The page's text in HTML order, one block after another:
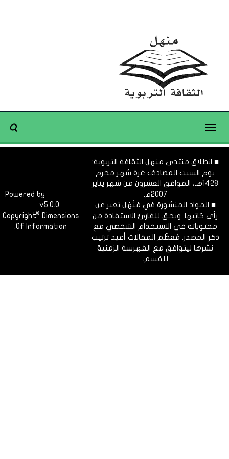
Toggle
■ انطلاق منتدى منهل الثقافة التربوية:
يوم السبت المصادف غرة شهر محرم
1428هـ، الموافق العشرون من شهر يناير
2007م.
■ المواد المنشورة في مَنْهَل تعبر عن
رأي كاتبها. ويحق للقارئ الاستفادة من
محتوياته في الاستخدام الشخصي مع
ذكر المصدر. مُعظَم المقالات أعيد ترتيب
نشرها ليتوافق مع الفهرسة الزمنية
للقسم.
Powered by
v5.0.0
Copyright©
Dimensions
Of Information.